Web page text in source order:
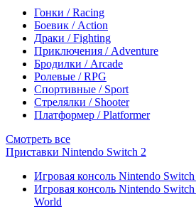
Гонки / Racing
Боевик / Action
Драки / Fighting
Приключения / Adventure
Бродилки / Arcade
Ролевые / RPG
Спортивные / Sport
Стрелялки / Shooter
Платформер / Platformer
Смотреть все
Приставки Nintendo Switch 2
Игровая консоль Nintendo Switch
Игровая консоль Nintendo
World